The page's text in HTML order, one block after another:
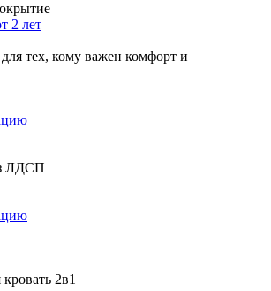
2 лет
тех, кому важен комфорт и
ЛДСП
2в1